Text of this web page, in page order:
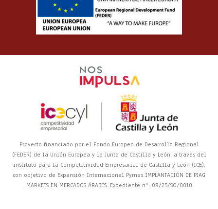
Proyecto financiado por el Fondo Europeo de Desarrollo Regional
(FEDER) de la Unión Europea y la Junta de Castilla y León, a traves del
instituto para la Competitividad Empresarial de Castilla y León (ICE),
con objetivo de Expansión Internacional Pymes IMPLANTACIÓN DE PJAG
MARKETS EN MERCADOS ÁRABES. Expediente nº: 08/25/SO/0010